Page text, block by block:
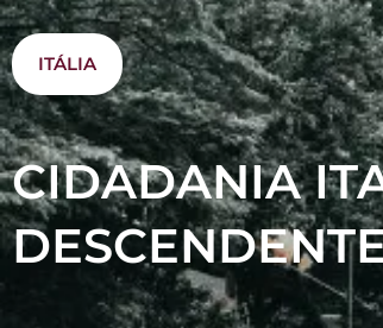
ITÁLIA
CIDADANIA